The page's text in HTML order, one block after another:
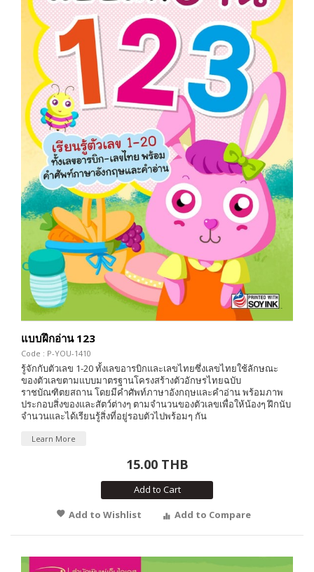
แบบฝึกอ่าน 123
Code : P-YOU-1410
รู้จักกับตัวเลข 1-20 ทั้งเลขอารบิกและเลขไทยซึ่งเลขไทยใช้ลักษณะ
ของตัวเลขตามแบบมาตรฐานโครงสร้างตัวอักษรไทยฉบับ
ราชบัณฑิตยสถาน โดยมีคำศัพท์ภาษาอังกฤษและคำอ่าน พร้อมภาพ
ประกอบสิ่งของและสัตว์ต่างๆ ตามจำนวนของตัวเลขเพื่อให้น้องๆ ฝึกนับ
จำนวนและได้เรียนรู้สิ่งที่อยู่รอบตัวไปพร้อมๆ กัน
Learn More
15.00 THB
Add to Cart
Add to Wishlist
Add to Compare